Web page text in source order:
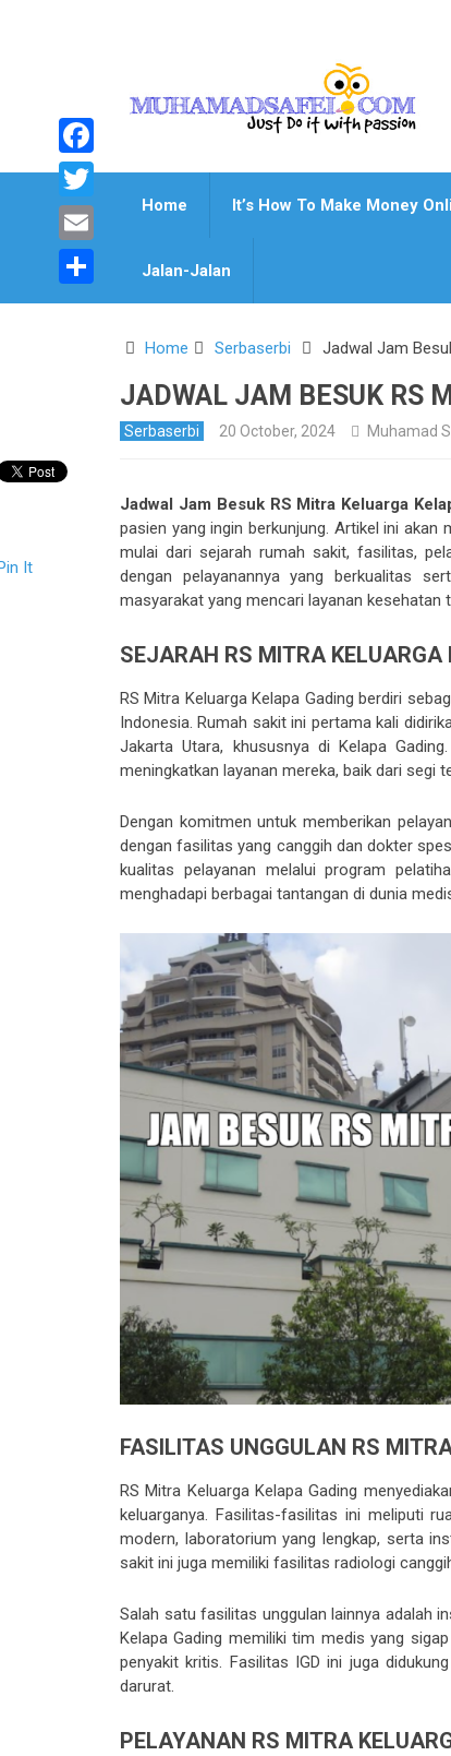
Home It’s How To Make Money
Jalan-Jalan
Home Serbaserbi Jadwal Jam
JADWAL JAM BESUK RS
Serbaserbi 20 October, 2024 Muhamad
Jadwal Jam Besuk RS Mitra Keluarga
pasien yang ingin berkunjung. Artikel ini akan
mulai dari sejarah rumah sakit, fasilitas,
dengan pelayanannya yang berkualitas
masyarakat yang mencari layanan kesehatan
SEJARAH RS MITRA KELUARGA
RS Mitra Keluarga Kelapa Gading berdiri
Indonesia. Rumah sakit ini pertama kali
Jakarta Utara, khususnya di Kelapa
meningkatkan layanan mereka, baik dari segi
Dengan komitmen untuk memberikan
dengan fasilitas yang canggih dan dokter
kualitas pelayanan melalui program
menghadapi berbagai tantangan di dunia
FASILITAS UNGGULAN RS
RS Mitra Keluarga Kelapa Gading
keluarganya. Fasilitas-fasilitas ini meliputi
modern, laboratorium yang lengkap, serta
sakit ini juga memiliki fasilitas radiologi
Salah satu fasilitas unggulan lainnya adalah
Kelapa Gading memiliki tim medis yang
penyakit kritis. Fasilitas IGD ini juga
darurat.
PELAYANAN RS MITRA
It
Facebook
Twitter
Email
Share